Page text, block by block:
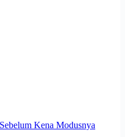
Kena Modusnya